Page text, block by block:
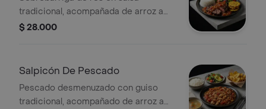
tradicional, acompañada de arroz a
elegir, ensalada a elegir, patacones y
$ 28.000
Salpicón De Pescado
Pescado desmenuzado con guiso
tradicional, acompañado de arroz a